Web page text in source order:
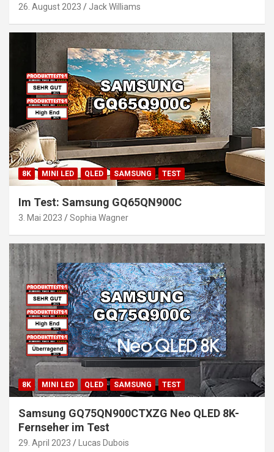
26. August 2023 Jack Williams
8K MINI LED QLED SAMSUNG TEST
Im Test: Samsung GQ65QN900C
3. Mai 2023 Sophia Wagner
8K MINI LED QLED SAMSUNG TEST
Samsung GQ75QN900CTXZG Neo QLED 8K-
Fernseher im Test
29. April 2023 Lucas Dubois